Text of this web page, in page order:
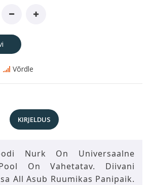
Võrdle
KIRJELDUS
Nurk On Universaalne
On Vahetatav. Diivani
All Asub Ruumikas Panipaik.